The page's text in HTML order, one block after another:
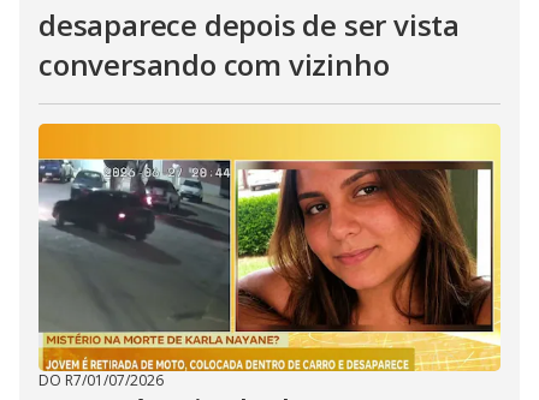
desaparece depois de ser vista
conversando com vizinho
DO R7/01/07/2026